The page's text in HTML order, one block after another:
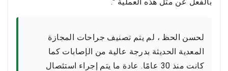
لحسن الحظ ، لم يتم تصنيف جراحات المجازة
المعدية الحديثة بدرجة عالية من الإصابات كما
كانت منذ 30 عامًا. عادة ما يتم إجراء استئصال